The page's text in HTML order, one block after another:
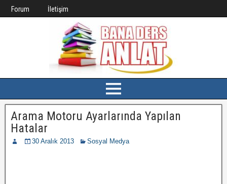
Forum İletişim
Arama Motoru Ayarlarında Yapılan
Hatalar
30 Aralık 2013 Sosyal Medya